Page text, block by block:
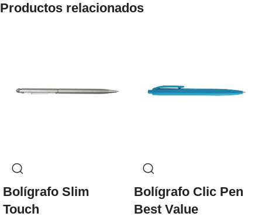
Productos relacionados
Bolígrafo Slim
Touch
Bolígrafo Clic Pen
Best Value